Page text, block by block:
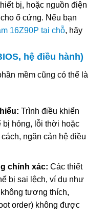
bị, hoặc nguồn điện
ổ cứng. Nếu bạn
16Z90P tại chỗ, hãy
hệ điều hành)
mềm cũng có thể là
Trình điều khiển
bị hỏng, lỗi thời hoặc
ngăn cản hệ điều
chính xác: Các thiết
bị sai lệch, ví dụ như
tương thích,
order) không được